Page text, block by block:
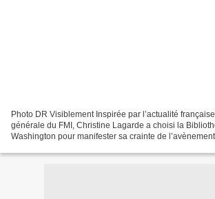
Photo DR Visiblement Inspirée par l’actualité
générale du FMI, Christine Lagarde a choisi la
Washington pour manifester sa crainte de